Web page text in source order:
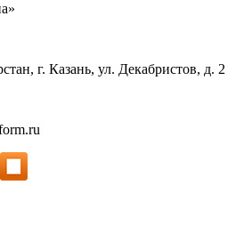
г. Казань, ул. Декабристов, д. 2